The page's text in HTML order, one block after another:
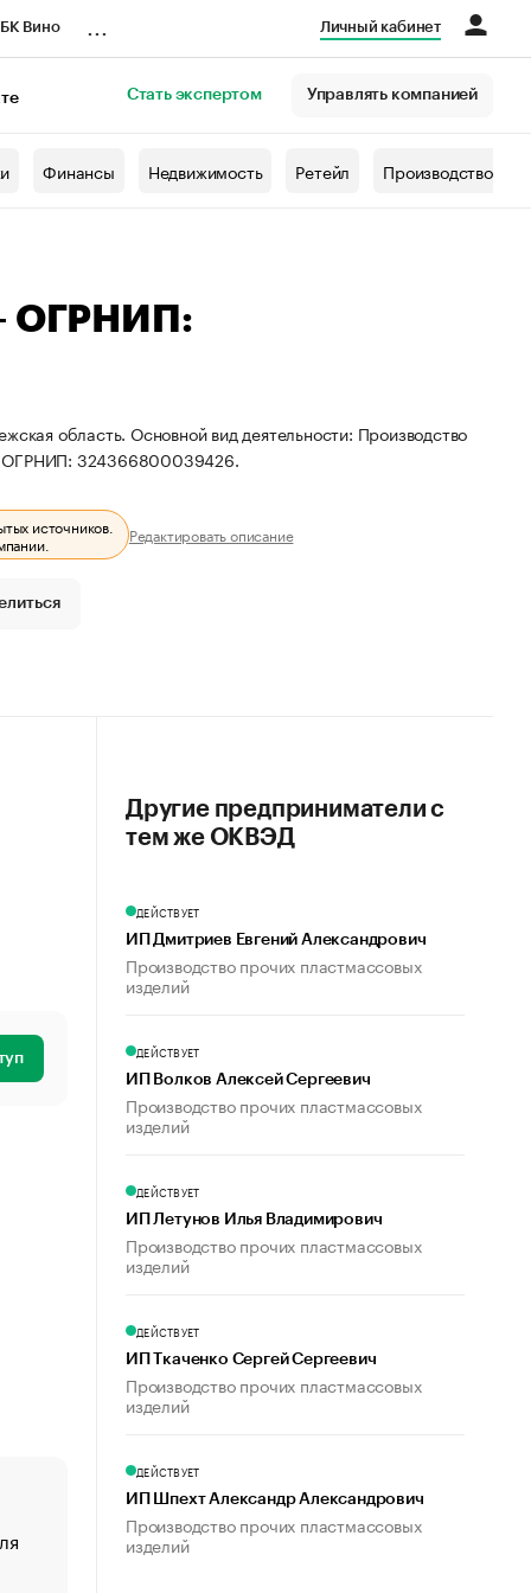
Вино Личный кабинет
Стать экспертом Управлять компанией
Финансы Недвижимость Ретейл Производство
ОГРНИП:
область. Основной вид деятельности: Производство
ОГРНИП: 324366800039426.
источников. Редактировать описание
«От спорта тело стареет иначе». Как живет глава
создавшей GTA
Другие предприниматели с
тем же ОКВЭД
ДЕЙСТВУЕТ
ИП Дмитриев Евгений Александрович
Производство прочих пластмассовых
изделий
ДЕЙСТВУЕТ
ИП Волков Алексей Сергеевич
Производство прочих пластмассовых
изделий
ДЕЙСТВУЕТ
ИП Летунов Илья Владимирович
Производство прочих пластмассовых
изделий
ДЕЙСТВУЕТ
ИП Ткаченко Сергей Сергеевич
Производство прочих пластмассовых
изделий
ДЕЙСТВУЕТ
ИП Шпехт Александр Александрович
Производство прочих пластмассовых
изделий